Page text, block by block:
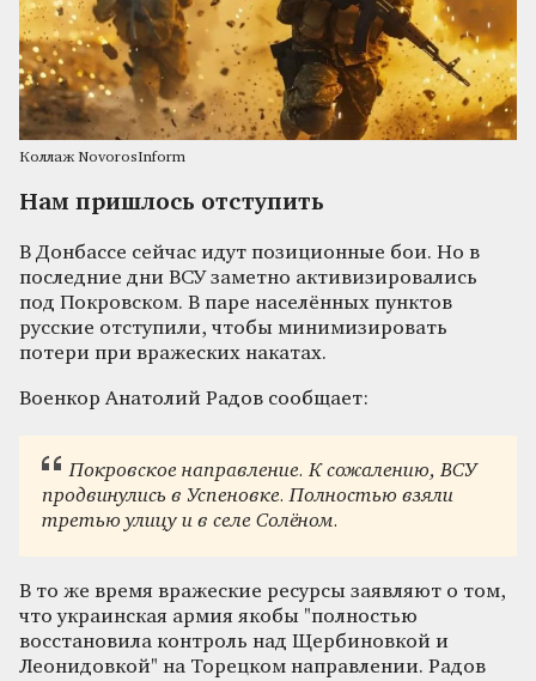
Коллаж NovorosInform
Нам пришлось отступить
В Донбассе сейчас идут позиционные бои. Но в
последние дни ВСУ заметно активизировались
под Покровском. В паре населённых пунктов
русские отступили, чтобы минимизировать
потери при вражеских накатах.
Военкор Анатолий Радов сообщает:
Покровское направление. К сожалению, ВСУ
продвинулись в Успеновке. Полностью взяли
третью улицу и в селе Солёном.
В то же время вражеские ресурсы заявляют о том,
что украинская армия якобы "полностью
восстановила контроль над Щербиновкой и
Леонидовкой" на Торецком направлении. Радов